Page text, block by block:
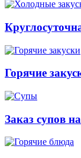
Горячие
Заказ супов